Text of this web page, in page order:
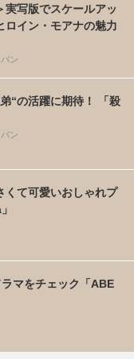
実写版でスケールアッ
ロイン・モアナの魅力
ン
“の活躍に期待！ 「殺
ン
くて可愛いおしゃれプ
マをチェック「ABE